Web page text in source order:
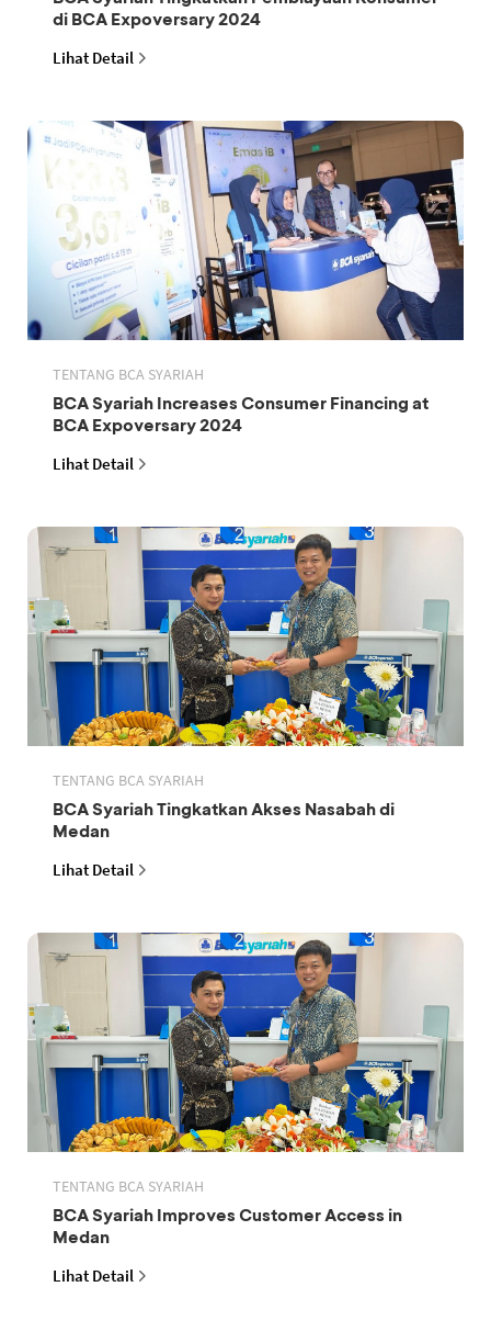
di BCA Expoversary 2024
Lihat Detail
TENTANG BCA SYARIAH
BCA Syariah Increases Consumer Financing at
BCA Expoversary 2024
Lihat Detail
TENTANG BCA SYARIAH
BCA Syariah Tingkatkan Akses Nasabah di
Medan
Lihat Detail
TENTANG BCA SYARIAH
BCA Syariah Improves Customer Access in
Medan
Lihat Detail